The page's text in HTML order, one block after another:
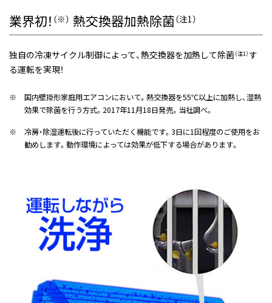
業界初！ （※） 熱交換器加熱除菌（注1）
独自の冷凍サイクル制御によって、熱交換器を加熱して除菌（注1）す
る運転を実現！
※
国内壁掛形家庭用エアコンにおいて。熱交換器を55℃以上に加熱し、湿熱
効果で除菌を行う方式。2017年11月18日発売。当社調べ。
※
冷房・除湿運転後に行っていただく機能です。3日に1回程度のご使用をお
勧めします。動作環境によっては効果が低下する場合があります。